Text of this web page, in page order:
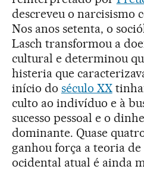
descreveu o narcisismo
Nos anos setenta, o
Lasch transformou a
cultural e determinou
histeria que
início do século XX
culto ao indivíduo e à
sucesso pessoal e o
dominante. Quase
ganhou força a teoria de
ocidental atual é ainda